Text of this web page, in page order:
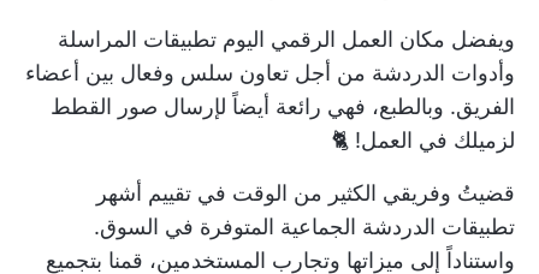
ويفضل مكان العمل الرقمي اليوم تطبيقات المراسلة
وأدوات الدردشة من أجل تعاون سلس وفعال بين أعضاء
الفريق. وبالطبع، فهي رائعة أيضاً لإرسال صور القطط
لزميلك في العمل! 🐈
قضيتُ وفريقي الكثير من الوقت في تقييم أشهر
تطبيقات الدردشة الجماعية المتوفرة في السوق.
واستناداً إلى ميزاتها وتجارب المستخدمين، قمنا بتجميع